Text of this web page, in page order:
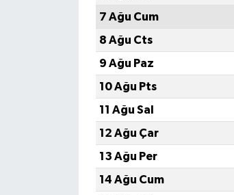
7 Ağu Cum
8 Ağu Cts
9 Ağu Paz
10 Ağu Pts
11 Ağu Sal
12 Ağu Çar
13 Ağu Per
14 Ağu Cum